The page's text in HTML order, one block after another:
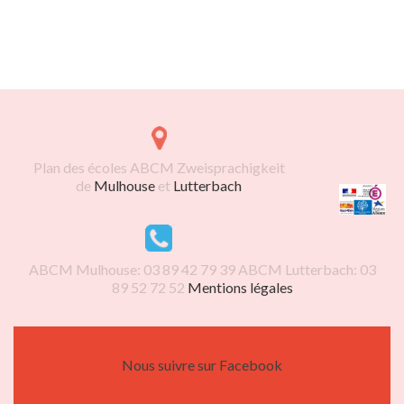
Plan des écoles ABCM Zweisprachigkeit
de Mulhouse et Lutterbach
ABCM Mulhouse: 03 89 42 79 39 ABCM Lutterbach: 03
89 52 72 52 Mentions légales
Nous suivre sur Facebook